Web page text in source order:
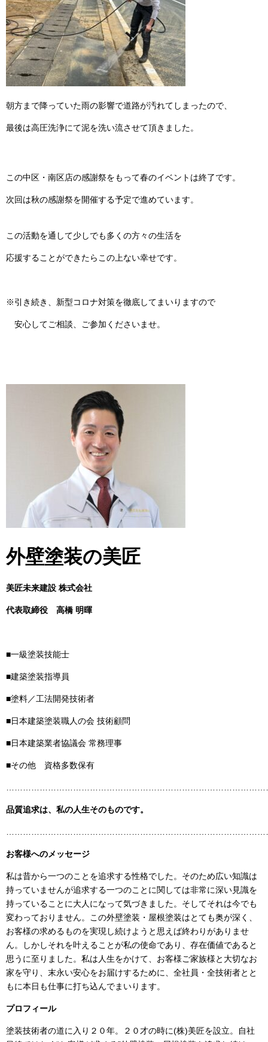
朝方まで降っていた雨の影響で道路が汚れてしまったので、
最後は高圧洗浄にて泥を洗い流させて頂きました。
この中区・南区店の感謝祭をもって春のイベントは終了です。
次回は秋の感謝祭を開催する予定で進めています。
この活動を通して少しでも多くの方々の生活を
応援することができたらこの上ない幸せです。
※引き続き、新型コロナ対策を徹底してまいりますので
安心してご相談、ご参加くださいませ。
外壁塗装の美匠
美匠未来建設 株式会社
代表取締役 高橋 明暉
■一級塗装技能士
■建築塗装指導員
■塗料／工法開発技術者
■日本建築塗装職人の会 技術顧問
■日本建築業者協議会 常務理事
■その他 資格多数保有
品質追求は、私の人生そのものです。
お客様へのメッセージ
私は昔から一つのことを追求する性格でした。そのため広い知識は
持っていませんが追求する一つのことに関しては非常に深い見識を
持っていることに大人になって気づきました。そしてそれは今でも
変わっておりません。この外壁塗装・屋根塗装はとても奥が深く、
お客様の求めるものを実現し続けようと思えば終わりがありませ
ん。しかしそれを叶えることが私の使命であり、存在価値であると
思うに至りました。私は人生をかけて、お客様ご家族様と大切なお
家を守り、末永い安心をお届けするために、全社員・全技術者とと
もに本日も仕事に打ち込んでまいります。
プロフィール
塗装技術者の道に入り２０年。２０才の時に(株)美匠を設立。自社